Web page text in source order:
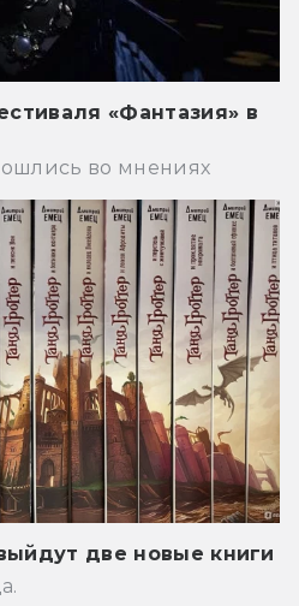
«Фантазия» в
во мнениях
две новые книги